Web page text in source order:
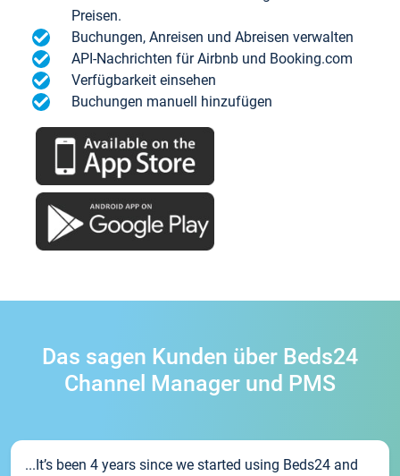
Preisen.
Buchungen, Anreisen und Abreisen verwalten
API-Nachrichten für Airbnb und Booking.com
Verfügbarkeit einsehen
Buchungen manuell hinzufügen
Das sagen Kunden über Beds24
Channel Manager und PMS
...It’s been 4 years since we started using Beds24 and